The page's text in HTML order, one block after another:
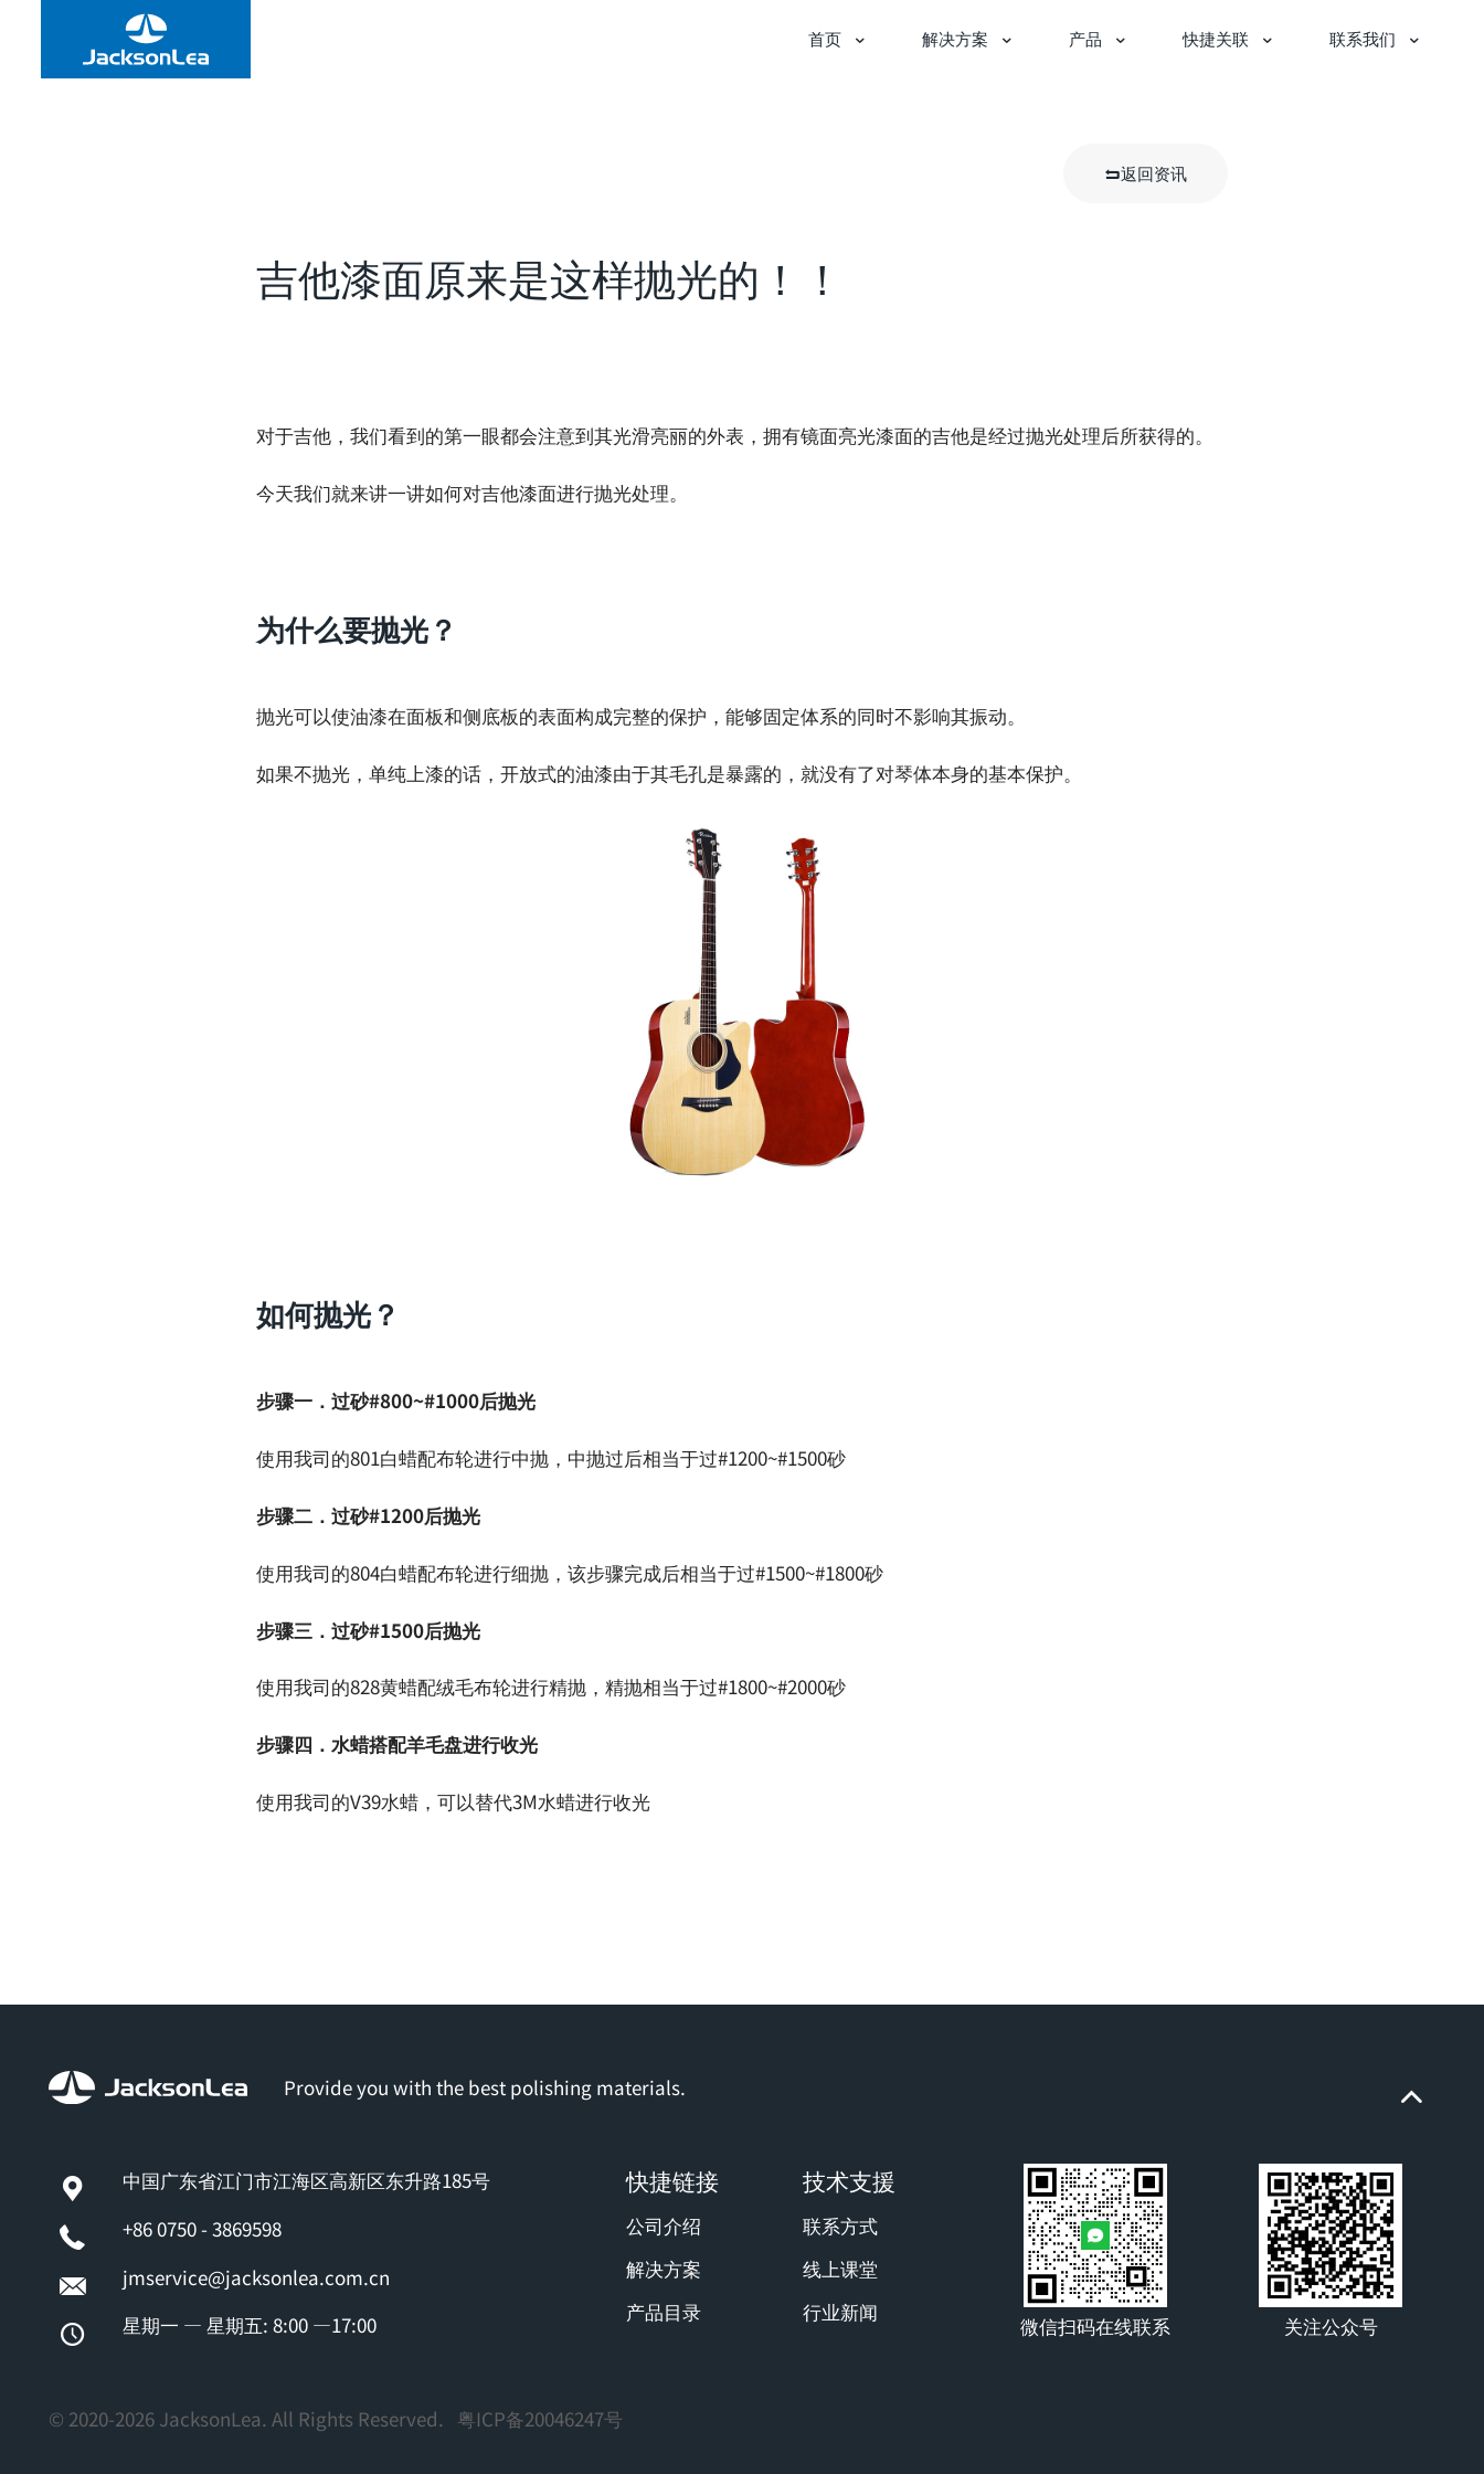
首页 解决方案 产品 快捷关联 联系我们
返回资讯
吉他漆面原来是这样抛光的！！
对于吉他，我们看到的第一眼都会注意到其光滑亮丽的外表，拥有镜面亮光漆面的吉他是经过抛光处理后所获得的。
今天我们就来讲一讲如何对吉他漆面进行抛光处理。
为什么要抛光？
抛光可以使油漆在面板和侧底板的表面构成完整的保护，能够固定体系的同时不影响其振动。
如果不抛光，单纯上漆的话，开放式的油漆由于其毛孔是暴露的，就没有了对琴体本身的基本保护。
如何抛光？
步骤一．过砂#800~#1000后抛光
使用我司的801白蜡配布轮进行中抛，中抛过后相当于过#1200~#1500砂
步骤二．过砂#1200后抛光
使用我司的804白蜡配布轮进行细抛，该步骤完成后相当于过#1500~#1800砂
步骤三．过砂#1500后抛光
使用我司的828黄蜡配绒毛布轮进行精抛，精抛相当于过#1800~#2000砂
步骤四．水蜡搭配羊毛盘进行收光
使用我司的V39水蜡，可以替代3M水蜡进行收光
Provide you with the best polishing materials.
中国广东省江门市江海区高新区东升路185号
+86 0750 - 3869598
jmservice@jacksonlea.com.cn
星期一 — 星期五: 8:00 —17:00
快捷链接 技术支援
公司介绍
解决方案
产品目录
联系方式
线上课堂
行业新闻
微信扫码在线联系 关注公众号
© 2020-2026 JacksonLea. All Rights Reserved. 粤ICP备20046247号